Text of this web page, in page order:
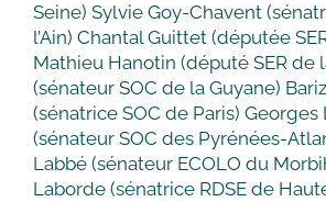
Seine) Sylvie Goy-Chavent
l’Ain) Chantal Guittet (députée
Mathieu Hanotin (député SER de
(sénateur SOC de la Guyane)
(sénatrice SOC de Paris) Georges
(sénateur SOC des Pyrénées-
Labbé (sénateur ECOLO du
Laborde (sénatrice RDSE de